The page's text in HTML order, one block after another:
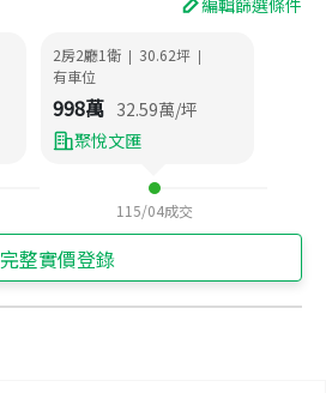
編輯篩選條件
2房2廳1衛 | 30.62坪 |
有車位
998萬 32.59萬/坪
聚悅文匯
115/04成交
完整實價登錄